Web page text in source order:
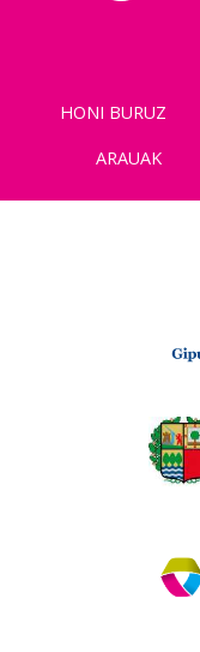
HONI BURUZ
ARAUAK